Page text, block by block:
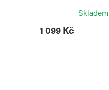
Skladem
1 099 Kč